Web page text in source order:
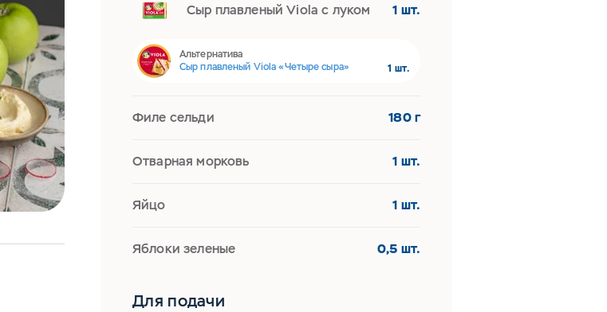
Сыр плавленый Viola с луком 1 шт.
Альтернатива
Сыр плавленый Viola «Четыре сыра»
1 шт.
Филе сельди 180 г
Отварная морковь 1 шт.
Яйцо 1 шт.
Яблоки зеленые 0,5 шт.
Для подачи